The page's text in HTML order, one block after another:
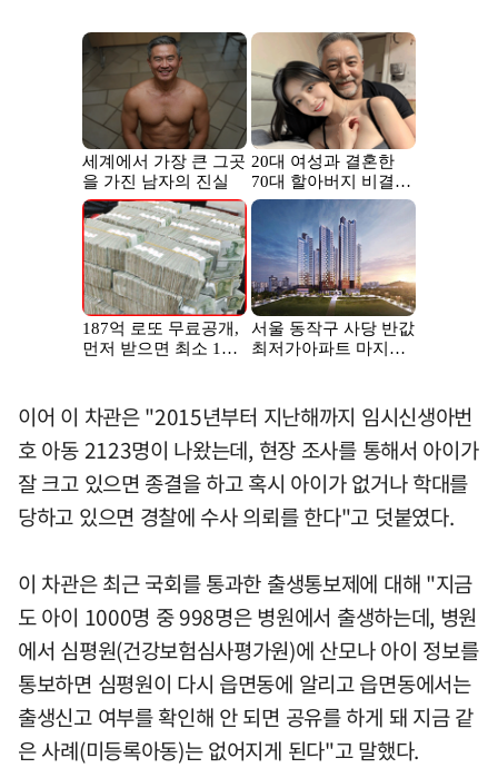
이어 이 차관은 "2015년부터 지난해까지 임시신생아번
호 아동 2123명이 나왔는데, 현장 조사를 통해서 아이가
잘 크고 있으면 종결을 하고 혹시 아이가 없거나 학대를
당하고 있으면 경찰에 수사 의뢰를 한다"고 덧붙였다.
이 차관은 최근 국회를 통과한 출생통보제에 대해 "지금
도 아이 1000명 중 998명은 병원에서 출생하는데, 병원
에서 심평원(건강보험심사평가원)에 산모나 아이 정보를
통보하면 심평원이 다시 읍면동에 알리고 읍면동에서는
출생신고 여부를 확인해 안 되면 공유를 하게 돼 지금 같
은 사례(미등록아동)는 없어지게 된다"고 말했다.